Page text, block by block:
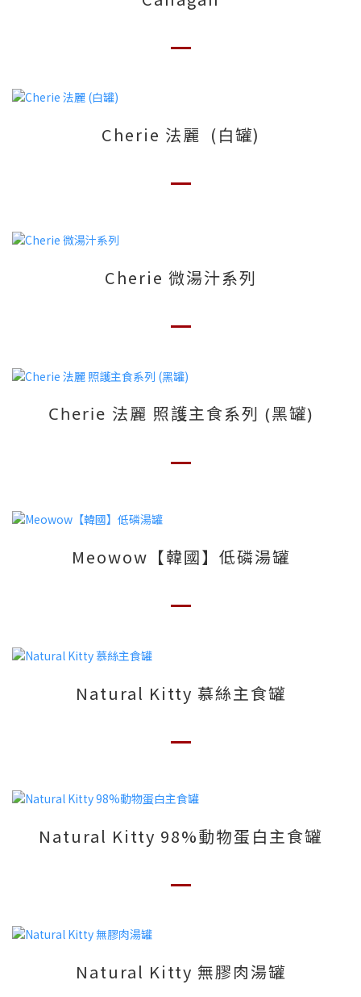
Cherie 法麗 (白罐)
Cherie 微湯汁系列
Cherie 法麗 照護主食系列 (黑罐)
Meowow【韓國】低磷湯罐
Natural Kitty 慕絲主食罐
Natural Kitty 98%動物蛋白主食罐
Natural Kitty 無膠肉湯罐